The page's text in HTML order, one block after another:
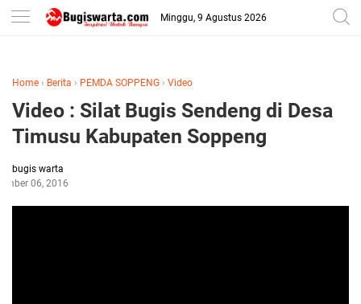
-->
Minggu, 9 Agustus 2026
Home › Berita › PEMDA SOPPENG › Video
Video : Silat Bugis Sendeng di Desa
Timusu Kabupaten Soppeng
bugis warta
06, 2016